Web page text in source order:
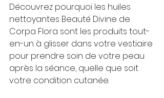
Découvrez pourquoi les huiles
nettoyantes Beauté Divine de
Corpa Flora sont les produits tout-
en-un à glisser dans votre vestiaire
pour prendre soin de votre peau
après la séance, quelle que soit
votre condition cutanée.